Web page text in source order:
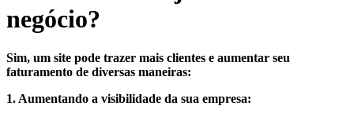
negócio?
Sim, um site pode trazer mais clientes e aumentar seu
faturamento de diversas maneiras:
1. Aumentando a visibilidade da sua empresa: